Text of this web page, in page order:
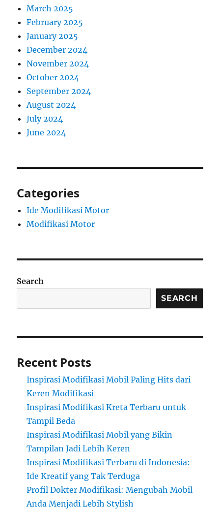
March 2025
February 2025
January 2025
December 2024
November 2024
October 2024
September 2024
August 2024
July 2024
June 2024
Categories
Ide Modifikasi Motor
Modifikasi Motor
Search
SEARCH
Recent Posts
Inspirasi Modifikasi Mobil Paling Hits dari
Keren Modifikasi
Inspirasi Modifikasi Kreta Terbaru untuk
Tampil Beda
Inspirasi Modifikasi Mobil yang Bikin
Tampilan Jadi Lebih Keren
Inspirasi Modifikasi Terbaru di Indonesia:
Ide Kreatif yang Tak Terduga
Profil Dokter Modifikasi: Mengubah Mobil
Anda Menjadi Lebih Stylish